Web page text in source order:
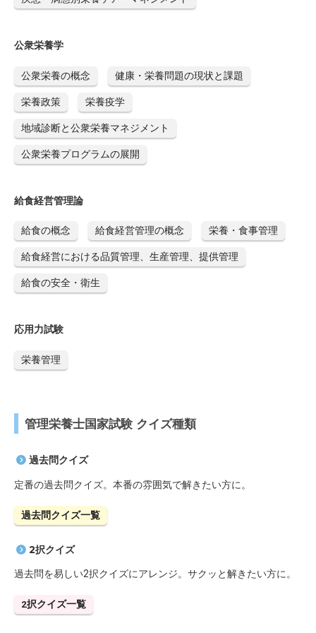
公衆栄養学
公衆栄養の概念 健康・栄養問題の現状と課題
栄養政策 栄養疫学
地域診断と公衆栄養マネジメント
公衆栄養プログラムの展開
給食経営管理論
給食の概念 給食経営管理の概念 栄養・食事管理
給食経営における品質管理、生産管理、提供管理
給食の安全・衛生
応用力試験
栄養管理
管理栄養士国家試験 クイズ種類
過去問クイズ
定番の過去問クイズ。本番の雰囲気で解きたい方に。
過去問クイズ一覧
2択クイズ
過去問を易しい2択クイズにアレンジ。サクッと解きたい方に。
2択クイズ一覧